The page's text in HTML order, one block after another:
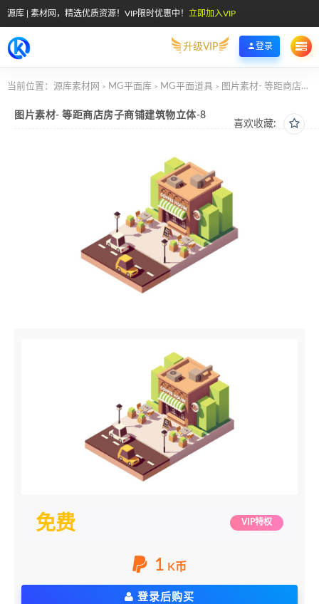
源库 | 素材网，精选优质资源！VIP限时优惠中！ 立即加入VIP
升级VIP 登录
当前位置： 源库素材网 > MG平面库 > MG平面道具 > 图片素材- 等距商店房子商铺建筑物立体-8
喜欢收藏:
图片素材- 等距商店房子商铺建筑物立体-8
免费 VIP特权
1 K币
登录后购买